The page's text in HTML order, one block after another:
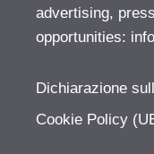
advertising,
opportunities:
Dichiarazione
Cookie Policy